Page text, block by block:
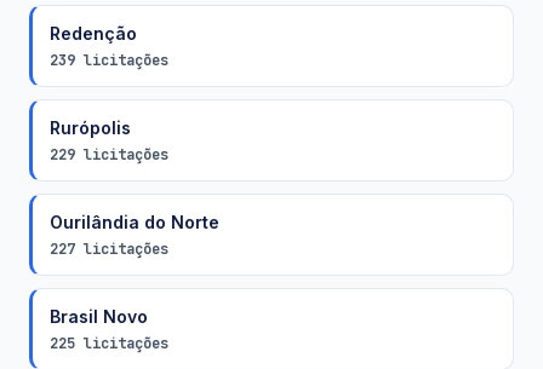
Redenção
239 licitações
Rurópolis
229 licitações
Ourilândia do Norte
227 licitações
Brasil Novo
225 licitações